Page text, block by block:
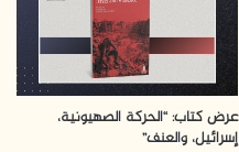
عرض كتاب: “الحركة الصهيونية،
إسرائيل، والعنف”